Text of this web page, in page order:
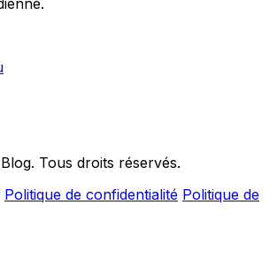
Tous droits réservés.
Politique de confidentialité Politique de